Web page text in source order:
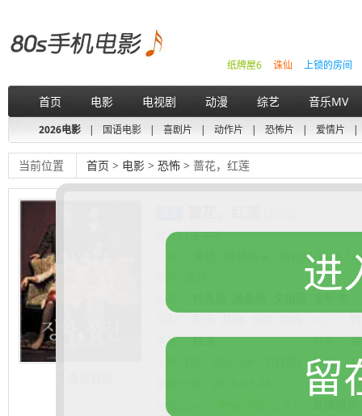
上锁的房间
诛仙
纸牌屋6
首页 电影 电视剧 动漫 综艺 音乐MV
2026电影 | 国语电影 | 喜剧片 | 动作片 | 恐怖片 | 爱情片 |
当前位置 首页 > 电影 > 恐怖 > 蔷花，红莲
蓝光韩语中字
鬼魅 , 姊魅情深 , 蔷花红莲 , A
语言： 韩语 导演：
片长：
豆瓣评分：
进
留